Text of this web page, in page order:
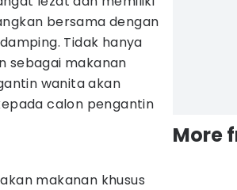
bersama dengan
Tidak hanya
sebagai makanan
wanita akan
calon pengantin
makanan khusus
More